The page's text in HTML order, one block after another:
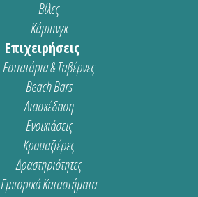
Βίλες
Κάμπινγκ
Επιχειρήσεις
Εστιατόρια & Ταβέρνες
Beach Bars
Διασκέδαση
Ενοικιάσεις
Κρουαζιέρες
Δραστηριότητες
Εμπορικά Καταστήματα